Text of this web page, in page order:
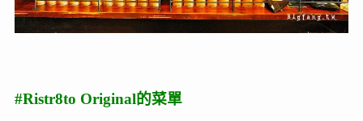
#Ristr8to Original的菜單